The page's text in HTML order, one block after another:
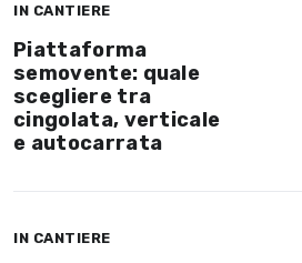
IN CANTIERE
Piattaforma
semovente: quale
scegliere tra
cingolata, verticale
e autocarrata
IN CANTIERE